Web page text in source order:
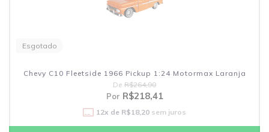
Esgotado
Chevy C10 Fleetside 1966 Pickup 1:24 Motormax Laranja
De R$264,90
Por R$218,41
12x de R$18,20 sem juros